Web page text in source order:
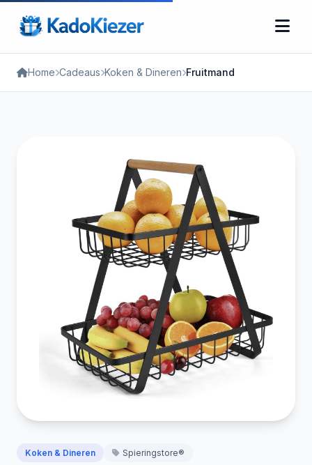
Home Cadeaus Koken & Dineren Fruitmand
Koken & Dineren Spieringstore®